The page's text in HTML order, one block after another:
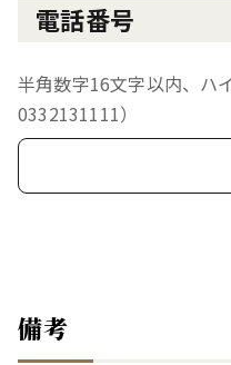
電話番号
半角数字16文字以内、ハ
0332131111）
備考